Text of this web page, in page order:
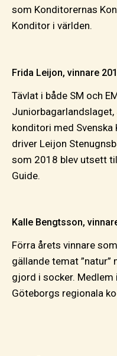
som Konditorernas
Konditor i världen.
Frida Leijon, vinnare
Tävlat i både SM och
Juniorbagarlandslaget,
konditori med
driver Leijon
som 2018 blev utsett
Guide.
Kalle Bengtsson,
Förra årets vinnare
gällande temat
gjord i socker. Medlem
Göteborgs regionala